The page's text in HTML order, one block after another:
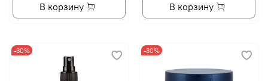
В корзину В корзину
-30% -30%